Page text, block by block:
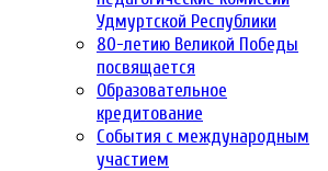
Удмуртской Республики
80-летию Великой Победы
посвящается
Образовательное
кредитование
События с международным
участием